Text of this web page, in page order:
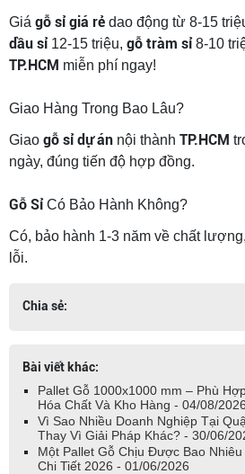
Giá gỗ sỉ giá rẻ dao động từ 8-15
dầu sỉ12-15 triệu, gỗ tràm sỉ8-10
TP.HCM miễn phí ngay!
Giao Hàng Trong Bao Lâu?
Giao gỗ sỉ dự án nội thành TP.HCM
ngày, đúng tiến độ hợp đồng.
Gỗ SỉCó Bảo Hành Không?
Có, bảo hành 1-3 năm về chất
lỗi.
Chia sẻ:
Bài viết khác:
Pallet Gỗ 1000x1000 mm – Phù
Hóa Chất Và Kho Hàng - 04/08/2026
Vì Sao Nhiều Doanh Nghiệp Tại
Thay Vì Giải Pháp Khác? - 30/06/
Một Pallet Gỗ Chịu Được Bao
Chi Tiết 2026 - 01/06/2026